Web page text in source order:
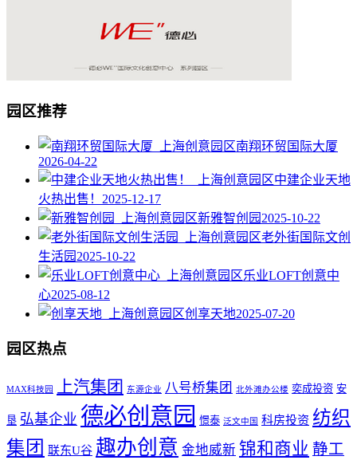
园区推荐
南翔环贸国际大厦
2026-04-22
中建企业天地
火热出售！ 2025-12-17
新雅智创园 2025-10-22
老外街国际文创
生活园 2025-10-22
乐业LOFT创意中
心2025-08-12
创享天地2025-07-20
园区热点
MAX科技园 上汽集团 东源企业 八号桥集团 北外滩办公楼 奕成投资 安
垦 弘基企业 德必创意园 憬泰 泛文中国 科房投资 纺织
集团 联东U谷 趣办创意 金地威新 锦和商业 静工